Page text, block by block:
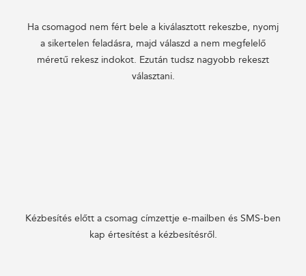
Ha csomagod nem fért bele a kiválasztott rekeszbe, nyomj
a sikertelen feladásra, majd válaszd a nem megfelelő
méretű rekesz indokot. Ezután tudsz nagyobb rekeszt
választani.
Kézbesítés előtt a csomag címzettje e-mailben és SMS-ben
kap értesítést a kézbesítésről.